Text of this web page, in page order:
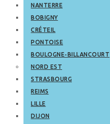
NANTERRE
BOBIGNY
CRÉTEIL
PONTOISE
BOULOGNE-BILLANCOURT
NORD EST
STRASBOURG
REIMS
LILLE
DIJON